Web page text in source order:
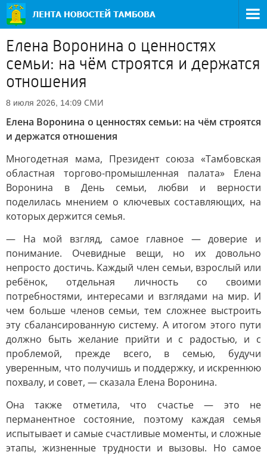
Елена Воронина о ценностях
семьи: на чём строятся и держатся
отношения
8 июля 2026, 14:09 СМИ
Елена Воронина о ценностях семьи: на чём строятся
и держатся отношения
Многодетная мама, Президент союза «Тамбовская
областная торгово-промышленная палата» Елена
Воронина в День семьи, любви и верности
поделилась мнением о ключевых составляющих, на
которых держится семья.
— На мой взгляд, самое главное — доверие и
понимание. Очевидные вещи, но их довольно
непросто достичь. Каждый член семьи, взрослый или
ребёнок, отдельная личность со своими
потребностями, интересами и взглядами на мир. И
чем больше членов семьи, тем сложнее выстроить
эту сбалансированную систему. А итогом этого пути
должно быть желание прийти и с радостью, и с
проблемой, прежде всего, в семью, будучи
уверенным, что получишь и поддержку, и искреннюю
похвалу, и совет, — сказала Елена Воронина.
Она также отметила, что счастье — это не
перманентное состояние, поэтому каждая семья
испытывает и самые счастливые моменты, и сложные
этапы, жизненные трудности и вызовы. Но самое